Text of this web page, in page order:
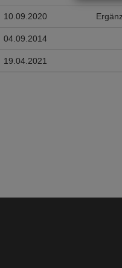
10.09.2020
04.09.2014
19.04.2021